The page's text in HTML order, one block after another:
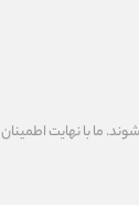
ما با نهايت اطمينان